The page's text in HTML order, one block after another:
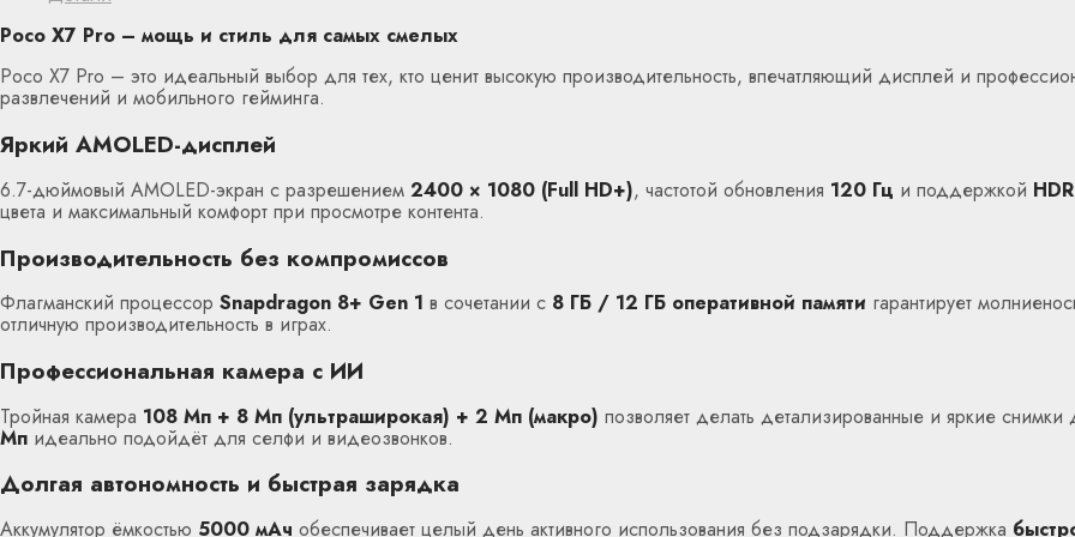
Poco X7 Pro – мощь и стиль для самых смелых
Poco X7 Pro – это идеальный выбор для тех, кто ценит высокую производительность, впечатляющий дисплей и
развлечений и мобильного гейминга.
Яркий AMOLED-дисплей
6.7-дюймовый AMOLED-экран с разрешением 2400 × 1080 (Full HD+), частотой обновления 120 Гц и поддержкой
цвета и максимальный комфорт при просмотре контента.
Производительность без компромиссов
Флагманский процессор Snapdragon 8+ Gen 1 в сочетании с 8 ГБ / 12 ГБ оперативной памяти гарантирует
отличную производительность в играх.
Профессиональная камера с ИИ
Тройная камера 108 Мп + 8 Мп (ультраширокая) + 2 Мп (макро) позволяет делать детализированные и яркие
Мп идеально подойдёт для селфи и видеозвонков.
Долгая автономность и быстрая зарядка
Аккумулятор ёмкостью 5000 мАч обеспечивает целый день активного использования без подзарядки. Поддержка